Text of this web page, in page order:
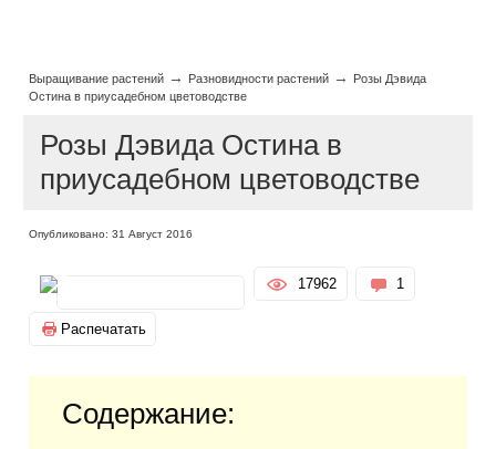
Выращивание растений → Разновидности растений →
Розы Дэвида
Остина в приусадебном цветоводстве
Розы Дэвида Остина в
приусадебном цветоводстве
Опубликовано: 31 Август 2016
17962 1
Распечатать
Содержание: